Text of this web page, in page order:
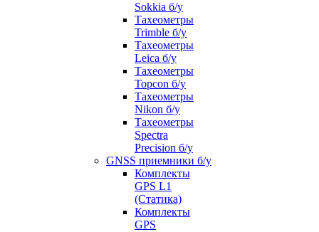
Sokkia б/у
Тахеометры
Trimble б/у
Тахеометры
Leica б/у
Тахеометры
Topcon б/у
Тахеометры
Nikon б/у
Тахеометры
Spectra
Precision б/у
GNSS приемники б/у
Комплекты
GPS L1
(Статика)
Комплекты
GPS